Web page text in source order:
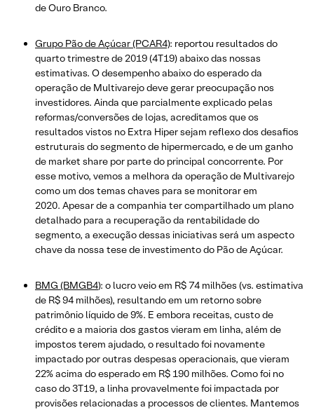
de Ouro Branco.
Grupo Pão de Açúcar (PCAR4): reportou resultados do
quarto trimestre de 2019 (4T19) abaixo das nossas
estimativas. O desempenho abaixo do esperado da
operação de Multivarejo deve gerar preocupação nos
investidores. Ainda que parcialmente explicado pelas
reformas/conversões de lojas, acreditamos que os
resultados vistos no Extra Hiper sejam reflexo dos desafios
estruturais do segmento de hipermercado, e de um ganho
de market share por parte do principal concorrente. Por
esse motivo, vemos a melhora da operação de Multivarejo
como um dos temas chaves para se monitorar em
2020. Apesar de a companhia ter compartilhado um plano
detalhado para a recuperação da rentabilidade do
segmento, a execução dessas iniciativas será um aspecto
chave da nossa tese de investimento do Pão de Açúcar.
BMG (BMGB4): o lucro veio em R$ 74 milhões (vs. estimativa
de R$ 94 milhões), resultando em um retorno sobre
patrimônio líquido de 9%. E embora receitas, custo de
crédito e a maioria dos gastos vieram em linha, além de
impostos terem ajudado, o resultado foi novamente
impactado por outras despesas operacionais, que vieram
22% acima do esperado em R$ 190 milhões. Como foi no
caso do 3T19, a linha provavelmente foi impactada por
provisões relacionadas a processos de clientes. Mantemos